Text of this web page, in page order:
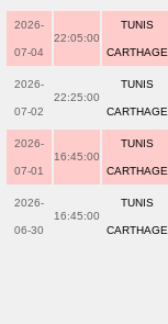
2026-
07-04
22:05:00
TUNIS
CARTHAGE
2026-
07-02
22:25:00
TUNIS
CARTHAGE
2026-
07-01
16:45:00
TUNIS
CARTHAGE
2026-
06-30
16:45:00
TUNIS
CARTHAGE